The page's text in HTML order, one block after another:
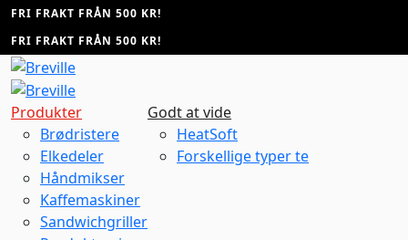
Fortsæt
indhold
FRI FRAKT FRÅN 500 KR!
FRI FRAKT FRÅN 500 KR!
Produkter
Brødristere
Elkedeler
Håndmikser
Kaffemaskiner
Sandwichgriller
Godt at vide
HeatSoft
Forskellige typer te